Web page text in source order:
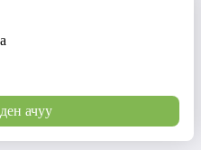
ачуу